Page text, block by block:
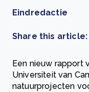
Eindredactie
Share this article:
Een nieuw rapport
Universiteit van
natuurprojecten